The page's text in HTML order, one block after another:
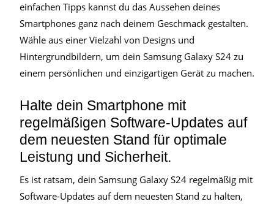
einfachen Tipps kannst du das Aussehen deines
Smartphones ganz nach deinem Geschmack gestalten.
Wähle aus einer Vielzahl von Designs und
Hintergrundbildern, um dein Samsung Galaxy S24 zu
einem persönlichen und einzigartigen Gerät zu machen.
Halte dein Smartphone mit
regelmäßigen Software-Updates auf
dem neuesten Stand für optimale
Leistung und Sicherheit.
Es ist ratsam, dein Samsung Galaxy S24 regelmäßig mit
Software-Updates auf dem neuesten Stand zu halten,